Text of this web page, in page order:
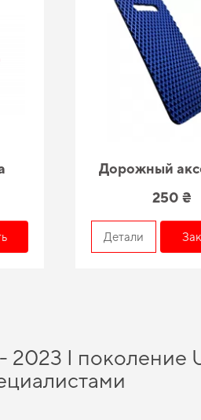
Дорожный
250 ₴
Детали
2023 I поколение
а именно